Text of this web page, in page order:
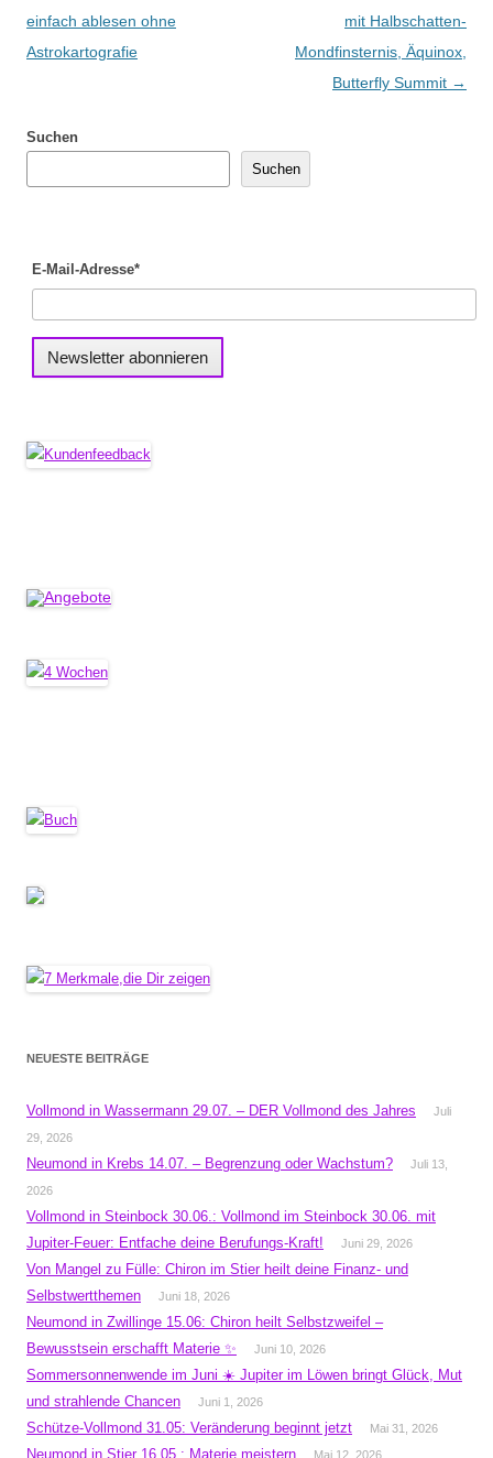
einfach ablesen ohne
Astrokartografie
mit Halbschatten-
Mondfinsternis, Äquinox,
Butterfly Summit →
Suchen
Suchen
E-Mail-Adresse*
NEUESTE BEITRÄGE
Vollmond in Wassermann 29.07. – DER Vollmond des Jahres
Juli
29, 2026
Neumond in Krebs 14.07. – Begrenzung oder Wachstum?
Juli 13,
2026
Vollmond in Steinbock 30.06.: Vollmond im Steinbock 30.06. mit
Jupiter-Feuer: Entfache deine Berufungs-Kraft!
Juni 29, 2026
Von Mangel zu Fülle: Chiron im Stier heilt deine Finanz- und
Selbstwertthemen
Juni 18, 2026
Neumond in Zwillinge 15.06: Chiron heilt Selbstzweifel –
Bewusstsein erschafft Materie ✨
Juni 10, 2026
Sommersonnenwende im Juni ☀️ Jupiter im Löwen bringt Glück, Mut
und strahlende Chancen
Juni 1, 2026
Schütze-Vollmond 31.05: Veränderung beginnt jetzt Mai 31, 2026
Neumond in Stier 16.05.: Materie meistern Mai 12, 2026